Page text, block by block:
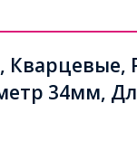
34мм,